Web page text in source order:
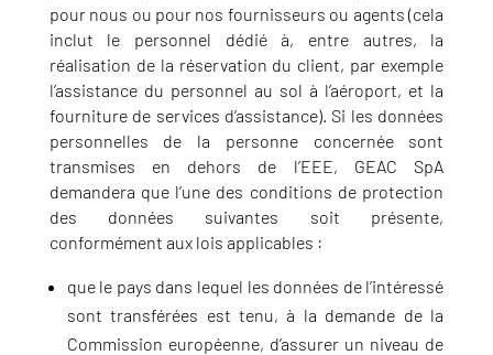
pour nous ou pour nos fournisseurs ou agents (cela
inclut le personnel dédié à, entre autres, la
réalisation de la réservation du client, par exemple
l’assistance du personnel au sol à l’aéroport, et la
fourniture de services d’assistance). Si les données
personnelles de la personne concernée sont
transmises en dehors de l’EEE, GEAC SpA
demandera que l’une des conditions de protection
des données suivantes soit présente,
conformément aux lois applicables :
que le pays dans lequel les données de l’intéressé
sont transférées est tenu, à la demande de la
Commission européenne, d’assurer un niveau de